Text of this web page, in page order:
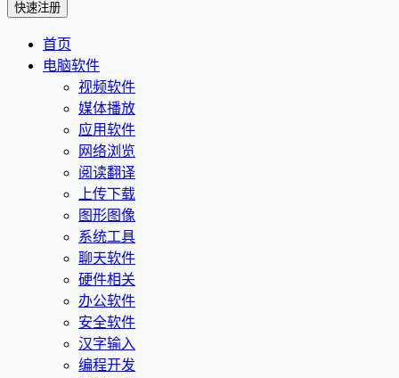
首页
电脑软件
视频软件
媒体播放
应用软件
网络浏览
阅读翻译
上传下载
图形图像
系统工具
聊天软件
硬件相关
办公软件
安全软件
汉字输入
编程开发